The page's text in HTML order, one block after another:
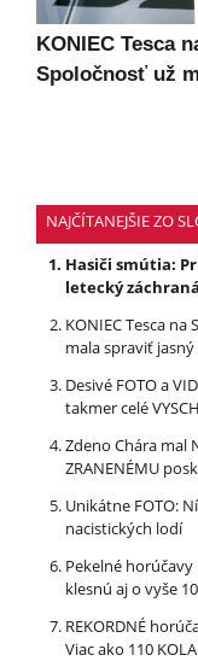
KONIEC Tesca
Spoločnosť už
NAJČÍTANEJŠIE ZO
Hasiči smútia:
letecký
KONIEC Tesca
mala spraviť
Desivé FOTO a
takmer celé
Zdeno Chára mal
ZRANENÉMU
Unikátne FOTO:
nacistických lodí
Pekelné horúčavy
klesnú aj o vyše
REKORDNÉ
Viac ako 110